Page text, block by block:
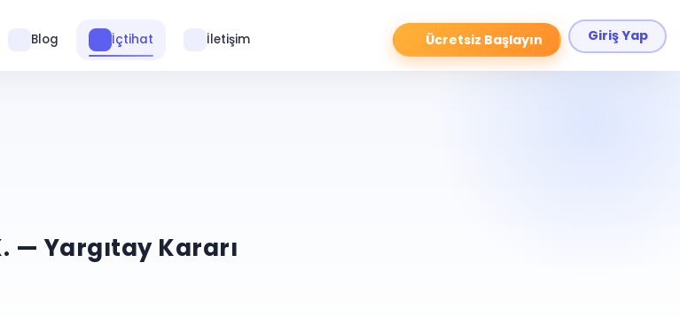
Ücretsiz Başlayın Giriş Yap
Blog İçtihat İletişim
— Yargıtay Kararı